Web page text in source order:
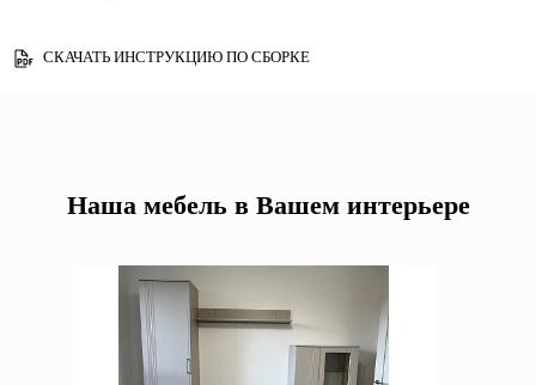
СКАЧАТЬ ИНСТРУКЦИЮ ПО СБОРКЕ
Наша мебель в Вашем интерьере